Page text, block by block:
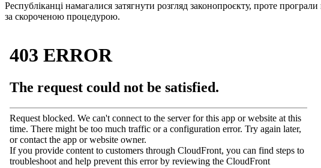
Республіканці намагалися затягнути розгляд законопроєкту, проте
за скороченою процедурою.